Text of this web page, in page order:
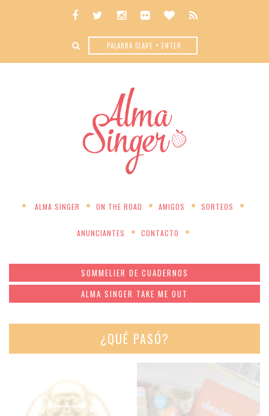
ALMA SINGER ON THE ROAD AMIGOS SORTEOS
ANUNCIANTES CONTACTO
SOMMELIER DE CUADERNOS
ALMA SINGER TAKE ME OUT
¿QUÉ PASÓ?